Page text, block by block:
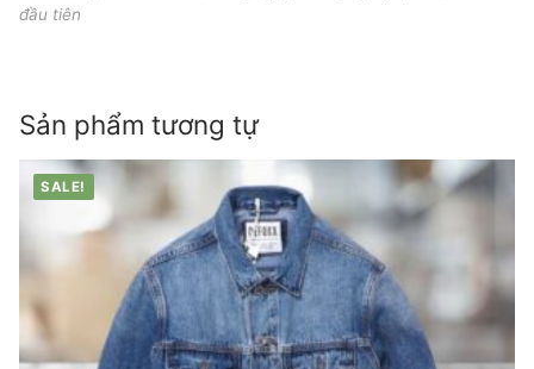
đầu tiên
Sản phẩm tương tự
SALE!